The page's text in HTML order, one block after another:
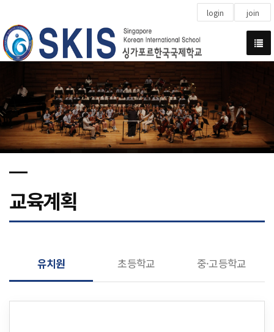
login join
교육계획
유치원 초등학교 중·고등학교